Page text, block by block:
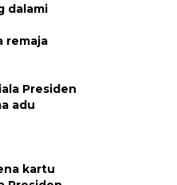
dalami
remaja
Presiden
adu
kartu